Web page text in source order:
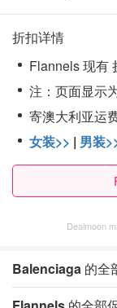
折扣详情
Flannels 现有
注：页面显示
寄澳大利亚运
女装>> | 男装
Dealmoon
Balenciaga 的全